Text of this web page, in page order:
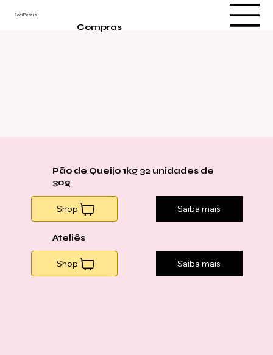
Saci Pererê
Pão de Queijo 1kg 32 unidades de
30g
Shop Saiba mais
Ateliês
Shop Saiba mais
Compras